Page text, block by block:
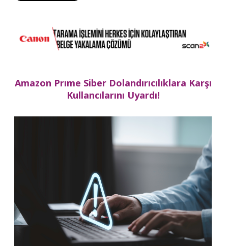
Amazon Prıme Siber Dolandırıcılıklara Karşı
Kullancılarını Uyardı!